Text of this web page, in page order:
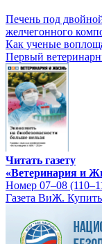
Печень под
желчегонного
Как ученые
Первый
Читать газету
«Ветеринария и
Номер 07–08
Газета ВиЖ. Купить